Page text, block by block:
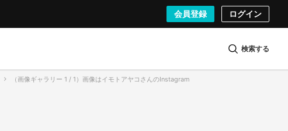
会員登録 ログイン
検索する
（画像ギャラリー 1 / 1）画像はイモトアヤコさんのInstagram